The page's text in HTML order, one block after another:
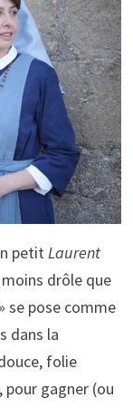
petitLaurent
moins drôle que
» se pose comme
dans la
folie
pour gagner (ou